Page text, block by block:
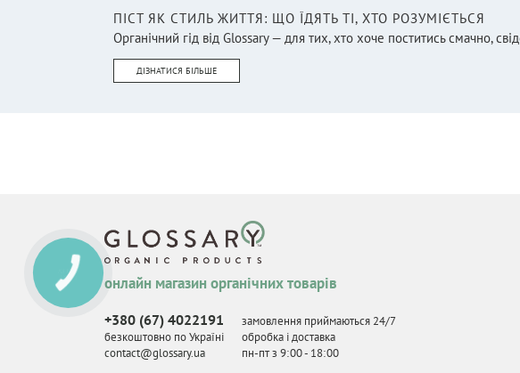
ПІСТ ЯК СТИЛЬ ЖИТТЯ: ЩО ЇДЯТЬ ТІ, ХТО РОЗУМІЄТЬСЯ
Органічний гід від Glossary — для тих, хто хоче поститись смачно,
ДІЗНАТИСЯ БІЛЬШЕ
онлайн магазин органічних товарів
+380 (67) 4022191
безкоштовно по Україні
contact@glossary.ua
замовлення приймаються 24/7
обробка і доставка
пн-пт з 9:00 - 18:00
КНОПКА
СВЯЗИ